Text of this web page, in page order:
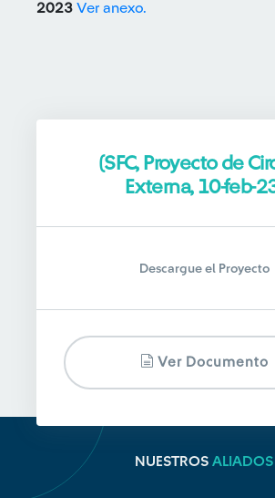
2023 Ver anexo.
(SFC, Proyecto de
Externa, 10-feb-
Descargue el Proyecto
Ver Documento
NUESTROS ALIADOS